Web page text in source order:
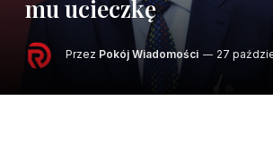
mu ucieczkę
Przez Pokój Wiadomości 27